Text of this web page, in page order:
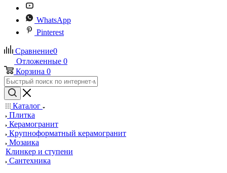
WhatsApp
Pinterest
Сравнение0
Отложенные 0
Корзина 0
Каталог
Плитка
Керамогранит
Крупноформатный керамогранит
Мозаика
Клинкер и ступени
Сантехника